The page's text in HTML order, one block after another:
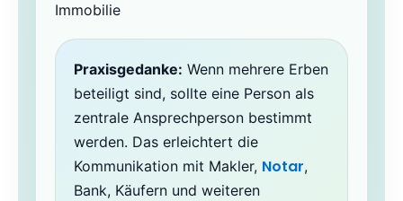
Praxisgedanke: Wenn mehrere Erben
beteiligt sind, sollte eine Person als
zentrale Ansprechperson bestimmt
werden. Das erleichtert die
Kommunikation mit Makler, Notar,
Bank, Käufern und weiteren